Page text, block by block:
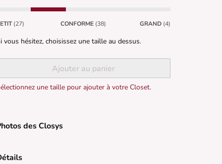
(27) CONFORME (38) GRAND (4)
vous hésitez, choisissez une taille au dessus.
Ajouter au panier
une taille pour ajouter à votre Closet.
des Closys